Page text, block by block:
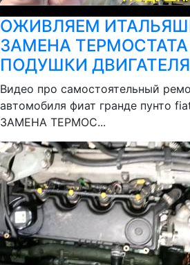
ОЖИВЛЯЕМ
ЗАМЕНА
ПОДУШКИ ДВИГАТЕЛЯ
Видео про самостоятельный
автомобиля фиат гранде пунто
ЗАМЕНА ТЕРМОС...